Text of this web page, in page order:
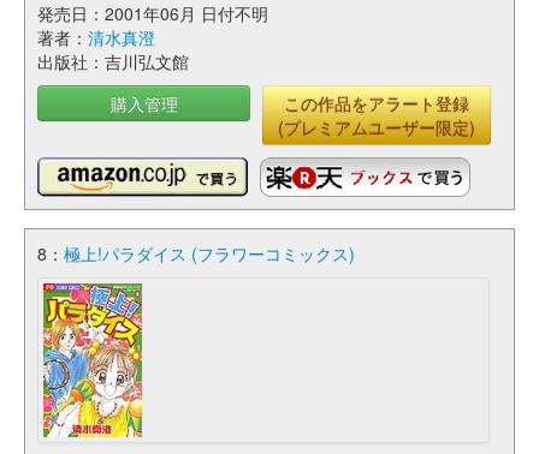
発売日：2001年06月 日付不明
著者： 清水真澄
出版社：吉川弘文館
購入管理
この作品をアラート登録
(プレミアムユーザー限定)
8： 極上!パラダイス (フラワーコミックス)